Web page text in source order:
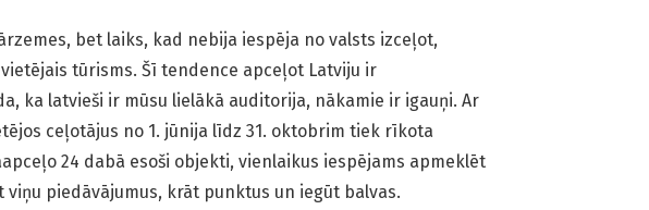
bet laiks, kad nebija iespēja no valsts izceļot,
tūrisms. Šī tendence apceļot Latviju ir
ka latvieši ir mūsu lielākā auditorija, nākamie ir igauņi. Ar
ceļotājus no 1. jūnija līdz 31. oktobrim tiek rīkota
24 dabā esoši objekti, vienlaikus iespējams apmeklēt
piedāvājumus, krāt punktus un iegūt balvas.